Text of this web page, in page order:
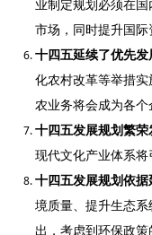
业制定规划必须在
市场，同时提升国
十四五延续了优先
化农村改革等举措
农业务将会成为各
十四五发展规划繁
现代文化产业体系
十四五发展规划依
境质量、提升生态
出，考虑到环保政